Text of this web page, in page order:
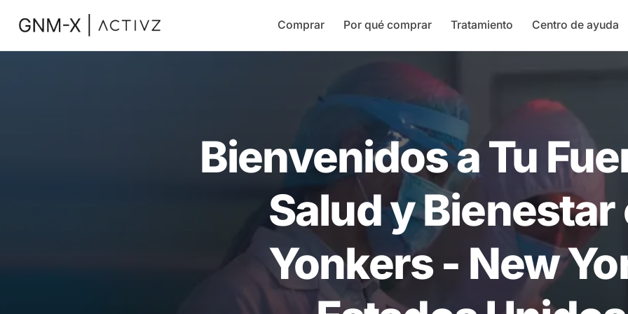
Comprar Por qué comprar Tratamiento Centro de ayuda
Bienvenidos a Tu
Salud y Bienestar
Yonkers - New